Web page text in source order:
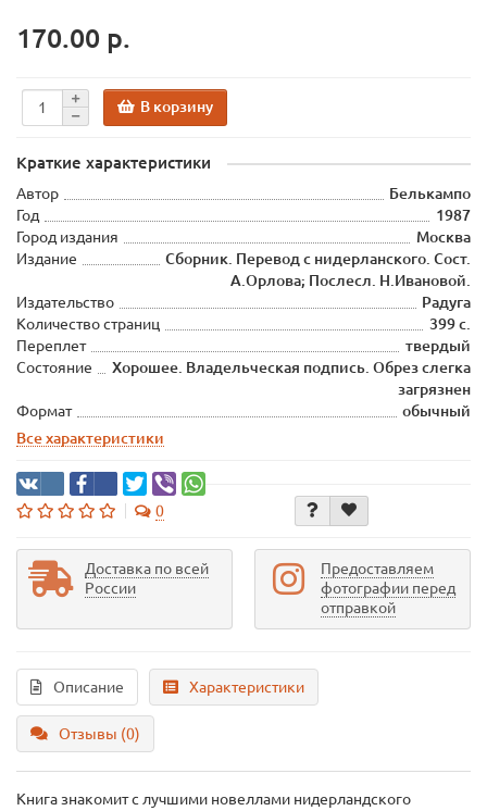
170.00 р.
В корзину
Краткие характеристики
Автор
Белькампо
Год
1987
Город издания
Москва
Издание
Сборник. Перевод с нидерланского. Сост.
А.Орлова; Послесл. Н.Ивановой.
Издательство
Радуга
Количество страниц
399 с.
Переплет
твердый
Состояние
Хорошее. Владельческая подпись. Обрез слегка
загрязнен
Формат
обычный
Все характеристики
0
Доставка по всей
России
Предоставляем
фотографии перед
отправкой
Описание Характеристики
Отзывы (0)
Книга знакомит с лучшими новеллами нидерландского